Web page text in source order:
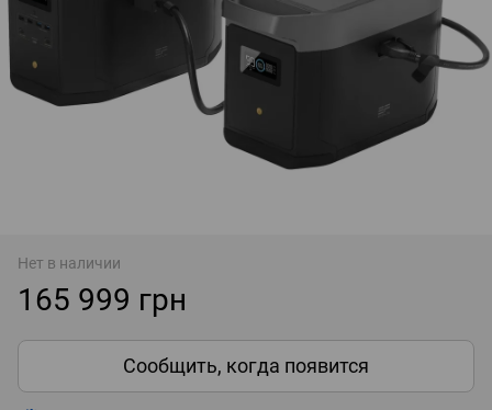
Нет в наличии
165 999 грн
Сообщить, когда появится